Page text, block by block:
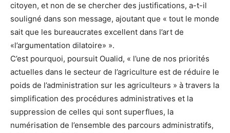
citoyen, et non de se chercher des justifications, a-t-il
souligné dans son message, ajoutant que « tout le monde
sait que les bureaucrates excellent dans l’art de
«l’argumentation dilatoire» ».
C’est pourquoi, poursuit Oualid, « l’une de nos priorités
actuelles dans le secteur de l’agriculture est de réduire le
poids de l’administration sur les agriculteurs » à travers la
simplification des procédures administratives et la
suppression de celles qui sont superflues, la
numérisation de l’ensemble des parcours administratifs,